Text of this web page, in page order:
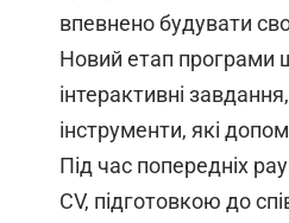
впевнено будувати
Новий етап програми
інтерактивні
інструменти, які
Під час попередніх
CV, підготовкою до